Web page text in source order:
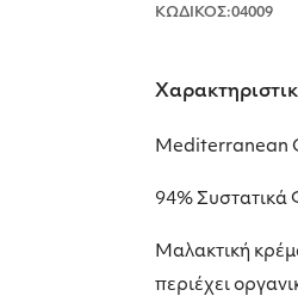
ΚΩΔΙΚΟΣ:04009
Μediterranean
94% Συστατικά
Μαλακτική
περιέχει